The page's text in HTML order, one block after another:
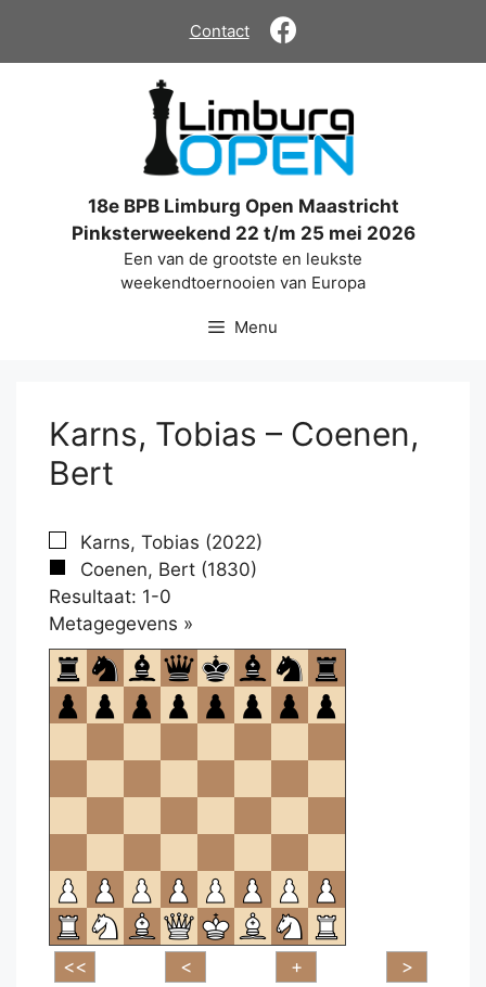
de
Contact
18e BPB Limburg Open Maastricht
Pinksterweekend 22 t/m 25 mei 2026
Een van de grootste en leukste
weekendtoernooien van Europa
Menu
Karns, Tobias – Coenen,
Bert
Karns, Tobias (2022)
Coenen, Bert (1830)
Resultaat: 1-0
Metagegevens »
om
te
openen.